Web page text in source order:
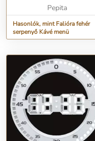
Pepita
Hasonlók, mint Falióra fehér
serpenyő Kávé menü